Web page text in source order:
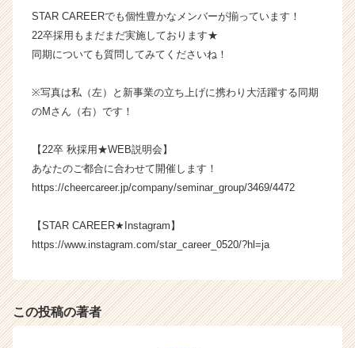
r
e
e
STAR CAREERでも個性豊かなメンバーが揃っています！
22卒採用もまだまだ実施しております★
同期についても質問してみてくださいね！
※写真は私（左）と新事業の立ち上げに携わり大活躍する同期
のMさん（右）です！
【22卒 秋採用★WEB説明会】
あなたのご都合に合わせて開催します！
https://cheercareer.jp/company/seminar_group/3469/4472
【STAR CAREER★Instagram】
https://www.instagram.com/star_career_0520/?hl=ja
この投稿の著者